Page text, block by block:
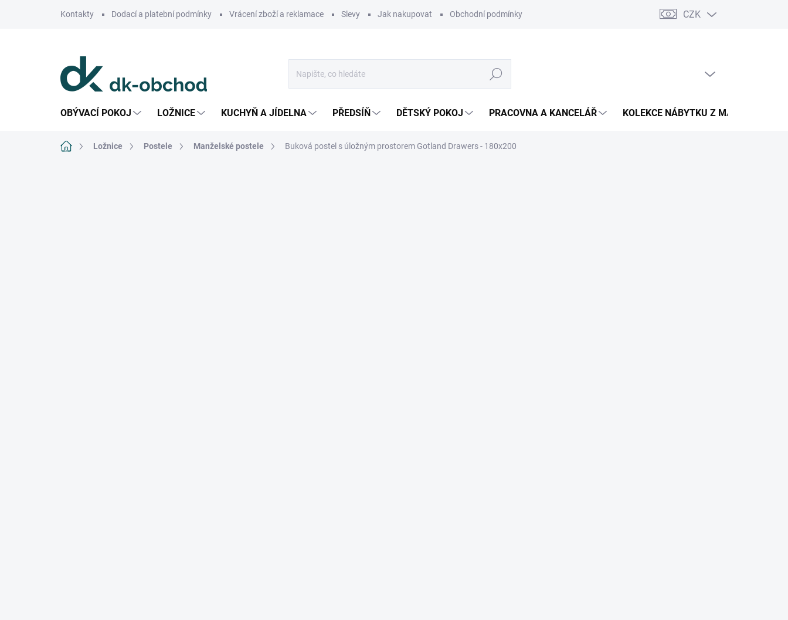
Kontakty Dodací a platební podmínky Vrácení zboží a reklamace Slevy Jak nakupovat Obchodní podmínky Podmínky ochrany osobních údajů Pojištění zásilky
CZK
Hledat
OBÝVACÍ POKOJ LOŽNICE KUCHYŇ A JÍDELNA PŘEDSÍŇ DĚTSKÝ POKOJ PRACOVNA A KANCELÁŘ KOLEKCE NÁBYTKU Z MASIVU
Domů Ložnice Postele Manželské postele Buková postel s úložným prostorem Gotland Drawers - 180x200